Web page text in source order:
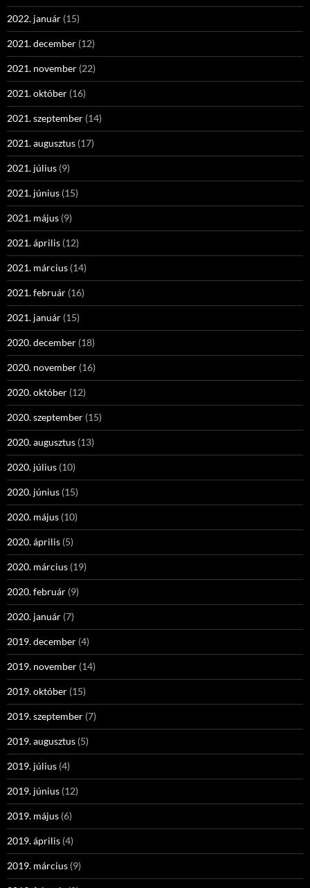
2022. január (15)
2021. december (12)
2021. november (22)
2021. október (16)
2021. szeptember (14)
2021. augusztus (17)
2021. július (9)
2021. június (15)
2021. május (9)
2021. április (12)
2021. március (14)
2021. február (16)
2021. január (15)
2020. december (18)
2020. november (16)
2020. október (12)
2020. szeptember (15)
2020. augusztus (13)
2020. július (10)
2020. június (15)
2020. május (10)
2020. április (5)
2020. március (19)
2020. február (9)
2020. január (7)
2019. december (4)
2019. november (14)
2019. október (15)
2019. szeptember (7)
2019. augusztus (5)
2019. július (4)
2019. június (12)
2019. május (6)
2019. április (4)
2019. március (9)